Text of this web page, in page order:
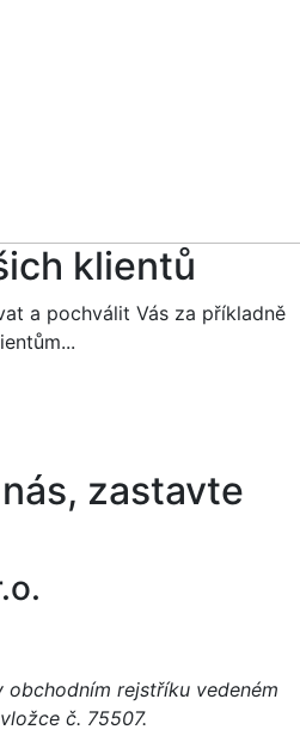
klientů
a pochválit Vás za příkladně
zastavte
obchodním rejstříku vedeném
č. 75507.